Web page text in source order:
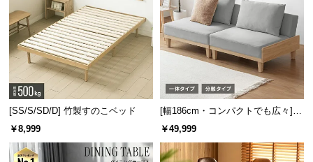
せ
ブ
業
[SS/S/SD/D] 竹製すのこベッド
￥8,999
[幅186cm・コンパクトでも広々] 3
人掛けソファベッド リクライニン
￥49,999